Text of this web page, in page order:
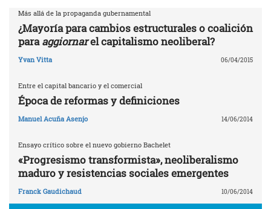
Más allá de la propaganda gubernamental
¿Mayoría para cambios estructurales o coalición
paraaggiornarel capitalismo neoliberal?
Yvan Vitta 06/04/2015
Entre el capital bancario y el comercial
Época de reformas y definiciones
Manuel Acuña Asenjo 14/06/2014
Ensayo crítico sobre el nuevo gobierno Bachelet
«Progresismo transformista», neoliberalismo
maduro y resistencias sociales emergentes
Franck Gaudichaud 10/06/2014